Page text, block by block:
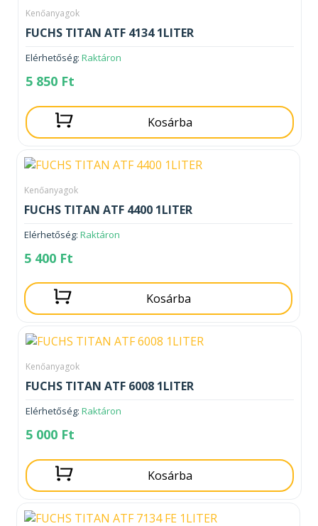
Kenőanyagok
FUCHS TITAN ATF 4134 1LITER
Elérhetőség: Raktáron
5 850 Ft
Kosárba
Kenőanyagok
FUCHS TITAN ATF 4400 1LITER
Elérhetőség: Raktáron
5 400 Ft
Kosárba
Kenőanyagok
FUCHS TITAN ATF 6008 1LITER
Elérhetőség: Raktáron
5 000 Ft
Kosárba